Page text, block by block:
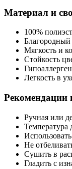
Материал и
100%
Благородный
Мягкость и
Стойкость
Легкость в
Рекомендации
Ручная или
Температура
Не
Сушить в
Гладить с